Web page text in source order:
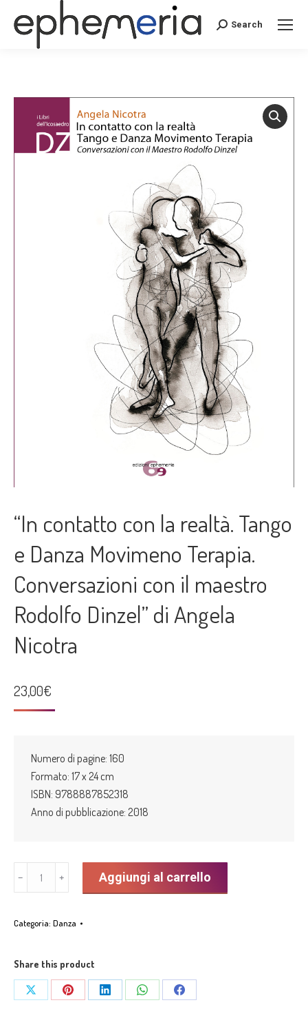
Search:Search
“In contatto con la realtà. Tango
e Danza Movimeno Terapia.
Conversazioni con il maestro
Rodolfo Dinzel” di Angela
Nicotra
23,00€
Numero di pagine: 160
Formato: 17 x 24 cm
ISBN: 9788887852318
Anno di pubblicazione: 2018
contatto
la
Tango
e
Danza
﹣ ﹢ Aggiungi al carrello
Categoria: Danza
Share this product
Share
Share
Share
Share
Share